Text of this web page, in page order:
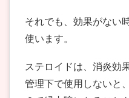
それでも、効果がない
使います。
ステロイドは、消炎効
管理下で使用しないと